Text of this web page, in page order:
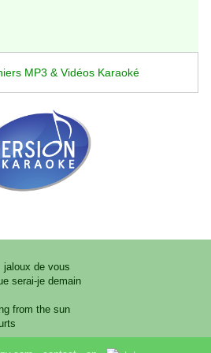
MP3 & Vidéos Karaoké
jaloux de vous
serai-je demain
from the sun